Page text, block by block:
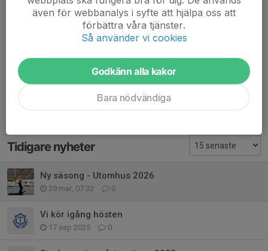
Tävlingar utomhus 2026
Vi planerar att dra igång säsongen på söndagen den 17:e Maj
och då köra Kristiflygare i Norrköping.
Dela nyhet
Tidigare nyheter
Ny säsong - Utomhus 2026
29 mar, 07:32 0
Vi kör igång hösten
17 sep 2025 0
även för webbanalys i syfte att hjälpa oss att
förbättra våra tjänster.
Så använder vi cookies
Godkänn alla kakor
Bara nödvändiga